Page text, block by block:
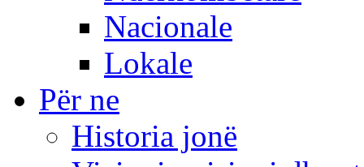
Nacionale
Lokale
Për ne
Historia jonë